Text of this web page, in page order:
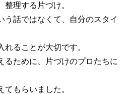
整理する片づけ。
う話ではなくて、自分のスタイ
れることが大切です。
るために、片づけのプロたちに
てもらいました。